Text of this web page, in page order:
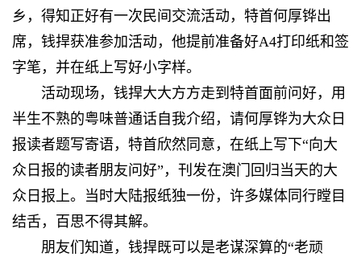
乡，得知正好有一次民间交流活动，特首何厚铧出
席，钱捍获准参加活动，他提前准备好A4打印纸和签
字笔，并在纸上写好小字样。
活动现场，钱捍大大方方走到特首面前问好，用
半生不熟的粤味普通话自我介绍，请何厚铧为大众日
报读者题写寄语，特首欣然同意，在纸上写下“向大
众日报的读者朋友问好”，刊发在澳门回归当天的大
众日报上。当时大陆报纸独一份，许多媒体同行瞠目
结舌，百思不得其解。
朋友们知道，钱捍既可以是老谋深算的“老顽